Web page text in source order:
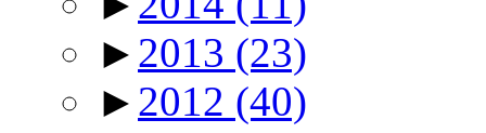
► 2013 (23)
► 2012 (40)